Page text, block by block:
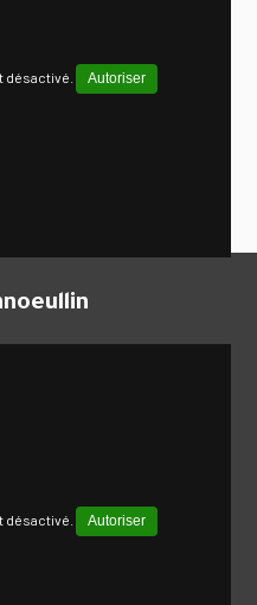
désactivé. Autoriser
désactivé. Autoriser